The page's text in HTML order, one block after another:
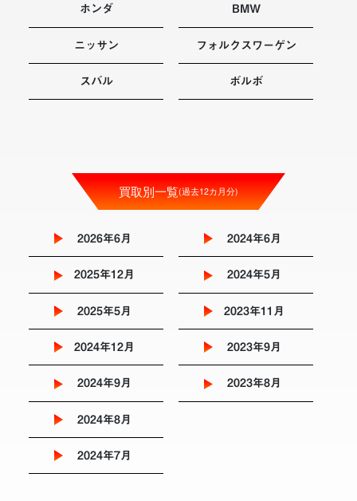
ホンダ
ニッサン
スバル
BMW
フォルクスワーゲン
ボルボ
買取別一覧(過去12カ月分)
2026年6月
2025年12月
2025年5月
2024年12月
2024年9月
2024年8月
2024年7月
2024年6月
2024年5月
2023年11月
2023年9月
2023年8月